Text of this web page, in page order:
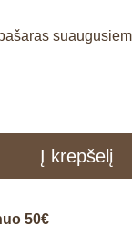
Į krepšelį
50€